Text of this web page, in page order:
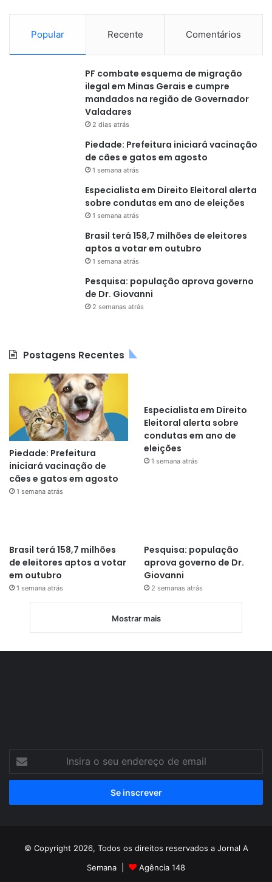
Popular Recente Comentários
PF combate esquema de migração
ilegal em Minas Gerais e cumpre
mandados na região de Governador
Valadares
2 dias atrás
Piedade: Prefeitura iniciará vacinação
de cães e gatos em agosto
1 semana atrás
Especialista em Direito Eleitoral alerta
sobre condutas em ano de eleições
1 semana atrás
Brasil terá 158,7 milhões de eleitores
aptos a votar em outubro
1 semana atrás
Pesquisa: população aprova governo
de Dr. Giovanni
2 semanas atrás
Postagens Recentes
Piedade: Prefeitura
iniciará vacinação de
cães e gatos em agosto
1 semana atrás
Especialista em Direito
Eleitoral alerta sobre
condutas em ano de
eleições
1 semana atrás
Brasil terá 158,7 milhões
de eleitores aptos a votar
em outubro
1 semana atrás
Pesquisa: população
aprova governo de Dr.
Giovanni
2 semanas atrás
Mostrar mais
seu
de
© Copyright 2026, Todos os direitos reservados a Jornal A
Semana |
Agência 148